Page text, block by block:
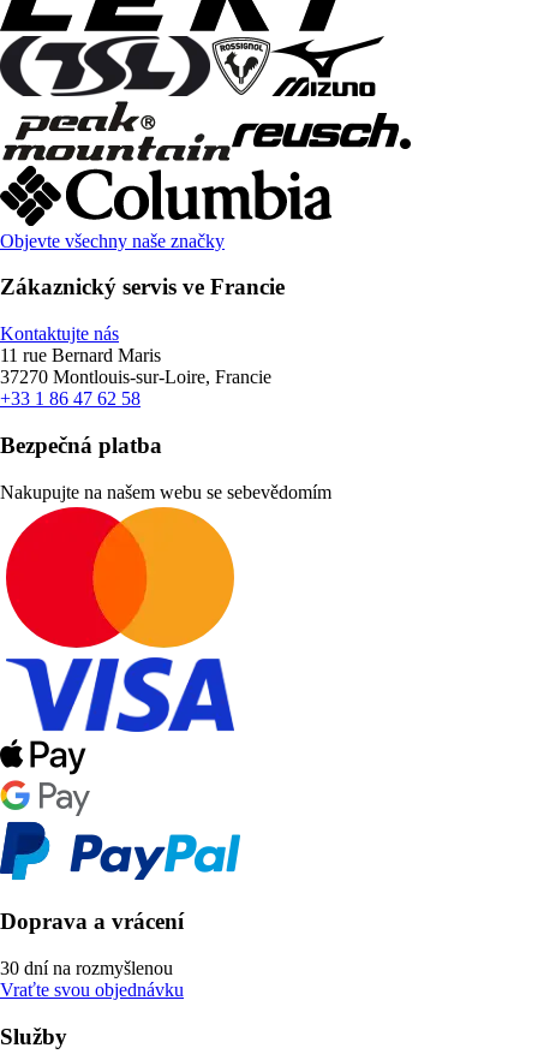
Objevte všechny naše značky
Zákaznický servis ve Francie
Kontaktujte nás
11 rue Bernard Maris
37270 Montlouis-sur-Loire, Francie
+33 1 86 47 62 58
Bezpečná platba
Nakupujte na našem webu se sebevědomím
Doprava a vrácení
30 dní na rozmyšlenou
Vraťte svou objednávku
Služby